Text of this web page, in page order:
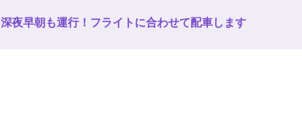
深夜早朝も運行！フライトに合わせて配車します